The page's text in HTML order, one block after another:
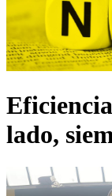
lado,